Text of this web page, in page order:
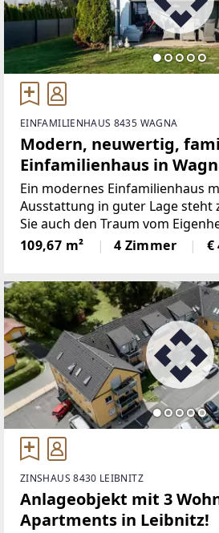
EINFAMILIENHAUS 8435 WAGNA
Modern, neuwertig,
Einfamilienhaus in
Ein modernes Einfamilienhaus
Ausstattung in guter Lage steht
Sie auch den Traum vom
möchten, dann ist dieses
Wagna/Leibnitz bestimmt
109,67 m² 4 Zimmer €
ZINSHAUS 8430 LEIBNITZ
Anlageobjekt mit 3
Apartments in Leibnitz!